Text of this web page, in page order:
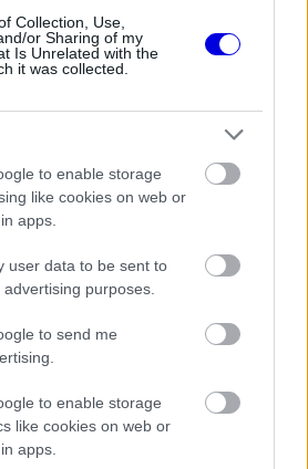
Collection, Use,
or Sharing of my
Is Unrelated with the
it was collected.
to enable storage
like cookies on web or
apps.
user data to be sent to
purposes.
to send me
to enable storage
like cookies on web or
apps.
megszerezte első GT3-as
A holland versenyző
már az első kanyarban
okok miatt nem
a távozásáról Helmut
1
magát a McLaren
Verstappen átigazolásával